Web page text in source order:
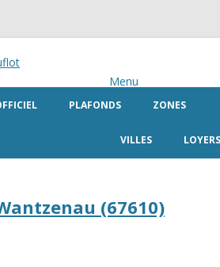
Menu
PLAFONDS ZONES
VILLES LOYERS
(67610)